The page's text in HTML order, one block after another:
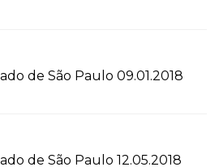
de São Paulo 09.01.2018
de São Paulo 12.05.2018